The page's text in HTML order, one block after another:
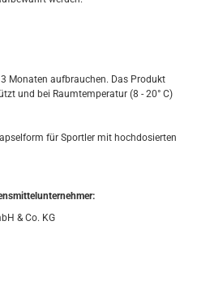
Monaten aufbrauchen. Das Produkt
und bei Raumtemperatur (8 - 20° C)
für Sportler mit hochdosierten
& Co. KG